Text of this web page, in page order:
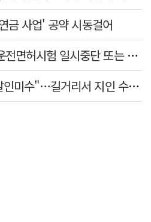
금 사업' 공약 시동걸어
연일 폭염 지속, 자동차운전면허시험 일시중단 또는 축소 운영
"폭행 너무 심해 중태, 살인미수"…길거리서 지인 수십회 때린 50대 '긴급체포'